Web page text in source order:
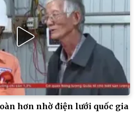
hơn nhờ điện lưới quốc gia